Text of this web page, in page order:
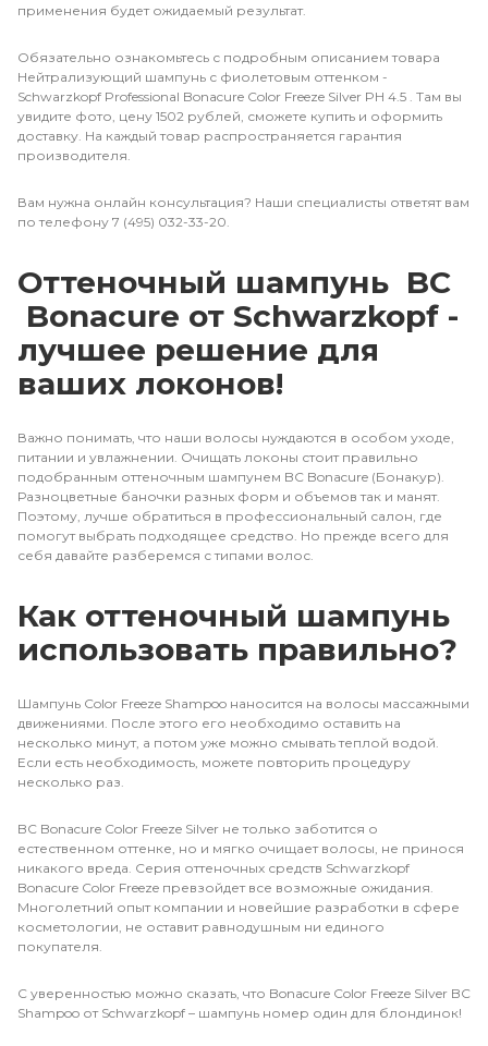
применения будет ожидаемый результат.
Обязательно ознакомьтесь с подробным описанием товара
Нейтрализующий шампунь с фиолетовым оттенком -
Schwarzkopf Professional Bonacure Color Freeze Silver PH 4.5 . Там вы
увидите фото, цену 1502 рублей, сможете купить и оформить
доставку. На каждый товар распространяется гарантия
производителя.
Вам нужна онлайн консультация? Наши специалисты ответят вам
по телефону 7 (495) 032-33-20.
Оттеночный шампунь BC
Bonacure от Schwarzkopf -
лучшее решение для
ваших локонов!
Важно понимать, что наши волосы нуждаются в особом уходе,
питании и увлажнении. Очищать локоны стоит правильно
подобранным оттеночным шампунем BC Bonacure (Бонакур).
Разноцветные баночки разных форм и объемов так и манят.
Поэтому, лучше обратиться в профессиональный салон, где
помогут выбрать подходящее средство. Но прежде всего для
себя давайте разберемся с типами волос.
Как оттеночный шампунь
использовать правильно?
Шампунь Color Freeze Shampoo наносится на волосы массажными
движениями. После этого его необходимо оставить на
несколько минут, а потом уже можно смывать теплой водой.
Если есть необходимость, можете повторить процедуру
несколько раз.
BC Bonacure Color Freeze Silver не только заботится о
естественном оттенке, но и мягко очищает волосы, не принося
никакого вреда. Серия оттеночных средств Schwarzkopf
Bonacure Color Freeze превзойдет все возможные ожидания.
Многолетний опыт компании и новейшие разработки в сфере
косметологии, не оставит равнодушным ни единого
покупателя.
С уверенностью можно сказать, что Bonacure Color Freeze Silver BC
Shampoo от Schwarzkopf – шампунь номер один для блондинок!